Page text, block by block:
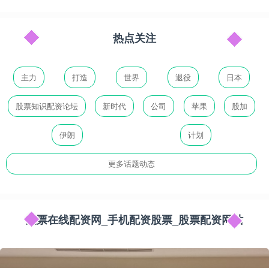
热点关注
主力 打造 世界 退役 日本
股票知识配资论坛 新时代 公司 苹果 股加
伊朗 计划
更多话题动态
股票在线配资网_手机配资股票_股票配资网站